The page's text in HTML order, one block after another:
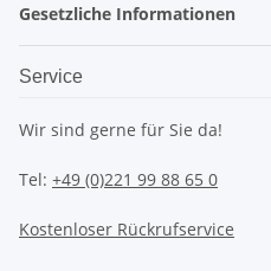
Gesetzliche Informationen
Service
Wir sind gerne für Sie da!
Tel: +49 (0)221 99 88 65 0
Kostenloser Rückrufservice